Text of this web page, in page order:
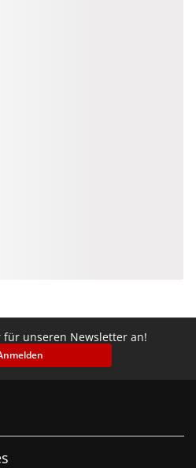
für unseren Newsletter an!